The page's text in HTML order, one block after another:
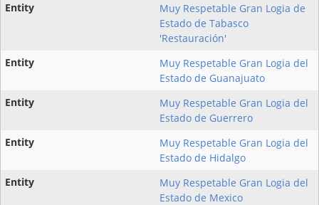
Muy Respetable Gran Logia de
Estado de Tabasco
'Restauración'
Muy Respetable Gran Logia del
Estado de Guanajuato
Muy Respetable Gran Logia del
Estado de Guerrero
Muy Respetable Gran Logia del
Estado de Hidalgo
Muy Respetable Gran Logia del
Estado de Mexico